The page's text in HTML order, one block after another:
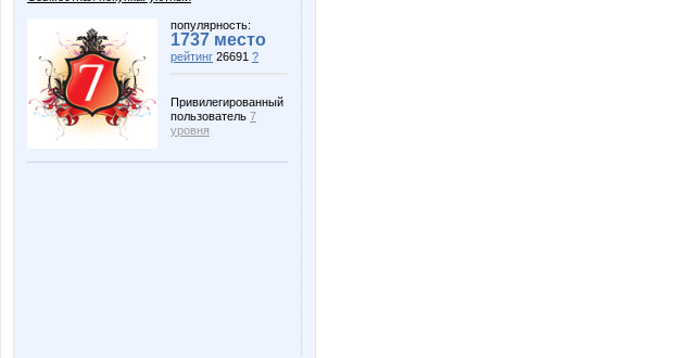
популярность:
1737 место
рейтинг 26691 ?
Привилегированный
пользователь 7
уровня